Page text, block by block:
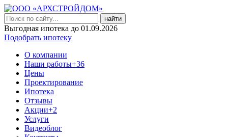
найти
Выгодная ипотека до 01.09.2026
Подобрать ипотеку
О компании
Наши работы+36
Цены
Проектирование
Ипотека
Отзывы
Акции+2
Услуги
Видеоблог